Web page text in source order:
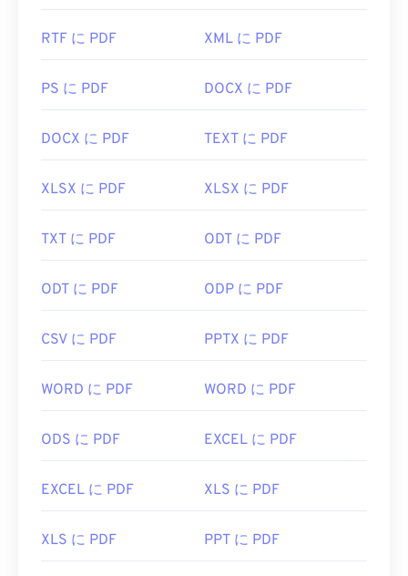
RTF に PDF XML に PDF
PS に PDF DOCX に PDF
DOCX に PDF TEXT に PDF
XLSX に PDF XLSX に PDF
TXT に PDF ODT に PDF
ODT に PDF ODP に PDF
CSV に PDF PPTX に PDF
WORD に PDF WORD に PDF
ODS に PDF EXCEL に PDF
EXCEL に PDF XLS に PDF
XLS に PDF PPT に PDF